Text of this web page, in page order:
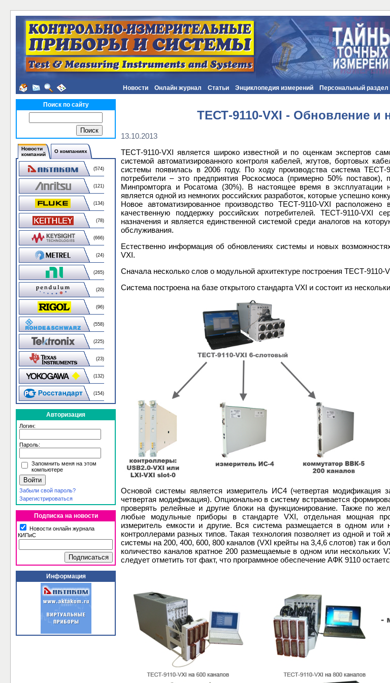
Новости Онлайн журнал Статьи Энциклопедия измерений Персональный раздел
Поиск по сайту
Новости
компаний
О компаниях
(574)
(121)
(134)
(78)
(666)
(24)
(265)
(20)
(96)
(558)
(225)
(23)
(132)
(154)
Авторизация
Логин:
Пароль:
Запомнить меня на этом
компьютере
Забыли свой пароль?
Зарегистрироваться
Подписка на новости
Новости онлайн журнала
КИПиС
Информация
ТЕСТ-9110-VXI - Обновление и
13.10.2013
ТЕСТ-9110-VXI является широко известной и по оценкам экспертов
системой автоматизированного контроля кабелей, жгутов, бортовых
системы появилась в 2006 году. По ходу производства система ТЕСТ-
потребители – это предприятия Роскосмоса (примерно 50% поставок),
Минпромторга и Росатома (30%). В настоящее время в эксплуатации
является одной из немногих российских разработок, которые успешно
Новое автоматизированное производство ТЕСТ-9110-VXI
качественную поддержку российских потребителей. ТЕСТ-9110-VXI
назначения и является единственной системой среди аналогов на
обслуживания.
Естественно информация об обновлениях системы и новых
VXI.
Сначала несколько слов о модульной архитектуре построения ТЕСТ-9110-
Система построена на базе открытого стандарта VXI и состоит из
Основой системы является измеритель ИС4 (четвертая
четвертая модификация). Опционально в систему встраивается
проверять релейные и другие блоки на функционирование. Также по
любые модульные приборы в стандарте VXI, отдельная мощная
измеритель емкости и другие. Вся система размещается в одном или
контроллерами разных типов. Такая технология позволяет из одной и
системы на 200, 400, 600, 800 каналов (VXI крейты на 3,4,6 слотов) так и
количество каналов кратное 200 размещаемые в одном или нескольких
следует отметить тот факт, что программное обеспечение АФК 9110